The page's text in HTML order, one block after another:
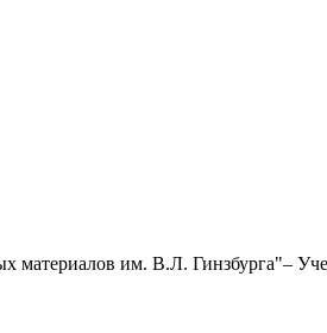
материалов им. В.Л. Гинзбурга"–